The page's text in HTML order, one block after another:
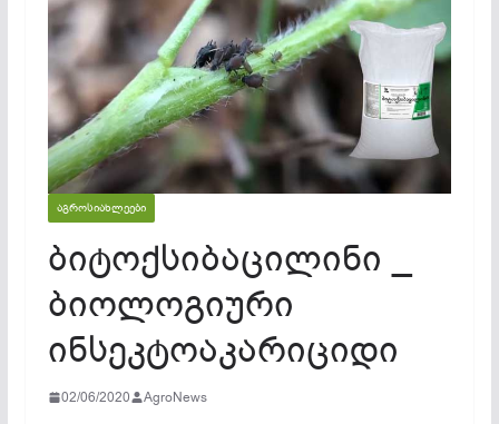
ᲐᲒᲠᲝᲡᲘᲐᲮᲚᲔᲔᲑᲘ
ბიტოქსიბაცილინი _
ბიოლოგიური
ინსეკტოაკარიციდი
02/06/2020 AgroNews